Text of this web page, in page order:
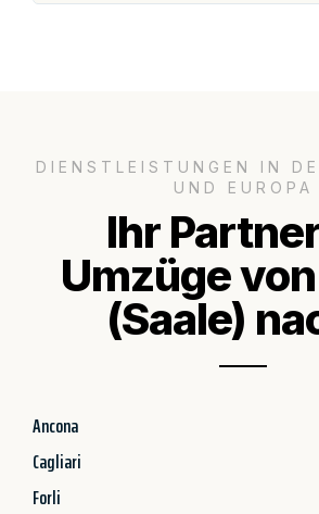
DIENSTLEISTUNGEN IN
UND EUROPA
Ihr
Umzüge
(Saale)
Ancona
Cagliari
Forli